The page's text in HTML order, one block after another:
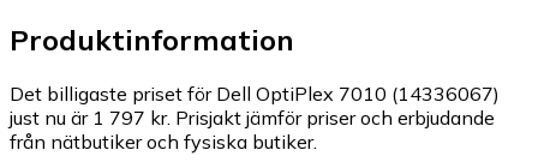
Produktinformation
Det billigaste priset för Dell OptiPlex 7010 (14336067)
just nu är 1 797 kr. Prisjakt jämför priser och erbjudande
från nätbutiker och fysiska butiker.